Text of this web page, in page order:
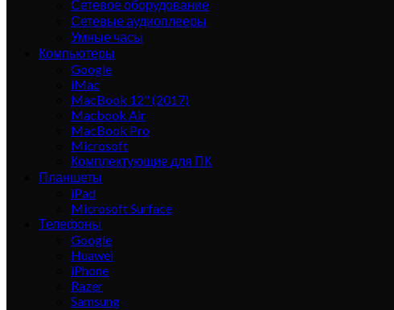
Сетевое оборудование
Сетевые аудиоплееры
Умные часы
Компьютеры
Google
iMac
MacBook 12" (2017)
Macbook Air
MacBook Pro
Microsoft
Комплектующие для ПК
Планшеты
iPad
Microsoft Surface
Телефоны
Google
Huawei
iPhone
Razer
Samsung